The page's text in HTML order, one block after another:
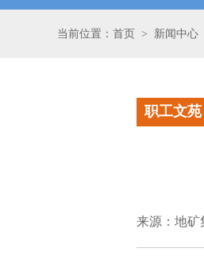
当前位置：首页 > 新闻中心
职工文苑
来源：地矿